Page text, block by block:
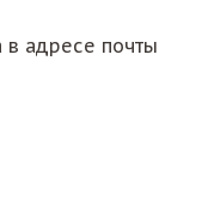
адресе почты